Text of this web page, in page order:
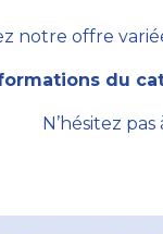
notre offre
du
N’hésitez